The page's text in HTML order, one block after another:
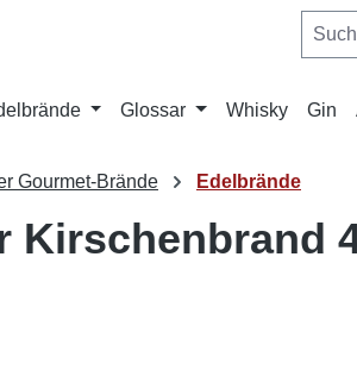
springen
Glossar Whisky Gin
Gourmet-Brände Edelbrände
Kirschenbrand